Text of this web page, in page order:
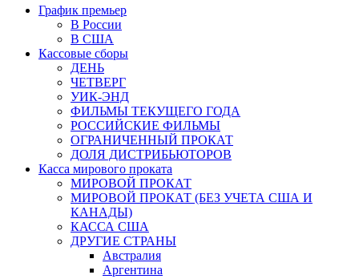
График премьер
В России
В США
Кассовые сборы
ДЕНЬ
ЧЕТВЕРГ
УИК-ЭНД
ФИЛЬМЫ ТЕКУЩЕГО ГОДА
РОССИЙСКИЕ ФИЛЬМЫ
ОГРАНИЧЕННЫЙ ПРОКАТ
ДОЛЯ ДИСТРИБЬЮТОРОВ
Касса мирового проката
МИРОВОЙ ПРОКАТ
МИРОВОЙ ПРОКАТ (БЕЗ УЧЕТА США И
КАНАДЫ)
КАССА США
ДРУГИЕ СТРАНЫ
Австралия
Аргентина